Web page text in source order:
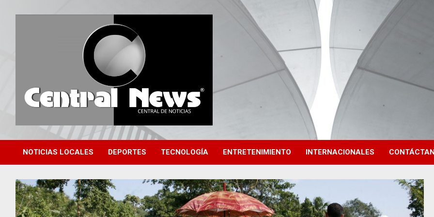
Central News HN
Central de Noticias
NOTICIAS LOCALES DEPORTES TECNOLOGÍA ENTRETENIMIENTO INTERNACIONALES